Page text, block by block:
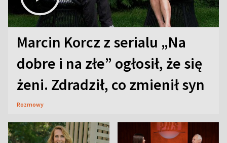
Marcin Korcz z serialu „Na
dobre i na złe” ogłosił, że się
żeni. Zdradził, co zmienił syn
Rozmowy